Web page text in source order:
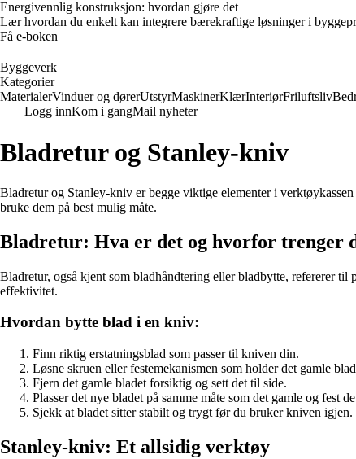
Energivennlig konstruksjon: hvordan gjøre det
Lær hvordan du enkelt kan integrere bærekraftige løsninger i
Få e-boken
Byggeverk
Kategorier
MaterialerVinduer og dørerUtstyrMaskinerKlærInteriørFriluftsliv
Logg innKom i gangMail nyheter
Bladretur og Stanley-kniv
Bladretur og Stanley-kniv er begge viktige elementer i
bruke dem på best mulig måte.
Bladretur: Hva er det og hvorfor trenger
Bladretur, også kjent som bladhåndtering eller bladbytte, refererer
effektivitet.
Hvordan bytte blad i en kniv:
Finn riktig erstatningsblad som passer til kniven din.
Løsne skruen eller festemekanismen som holder det gamle
Fjern det gamle bladet forsiktig og sett det til side.
Plasser det nye bladet på samme måte som det gamle og fest
Sjekk at bladet sitter stabilt og trygt før du bruker kniven igjen.
Stanley-kniv: Et allsidig verktøy